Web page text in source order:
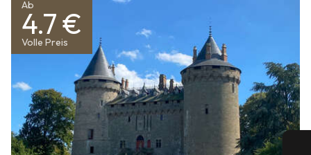
Ab
4.7 €
Volle Preis